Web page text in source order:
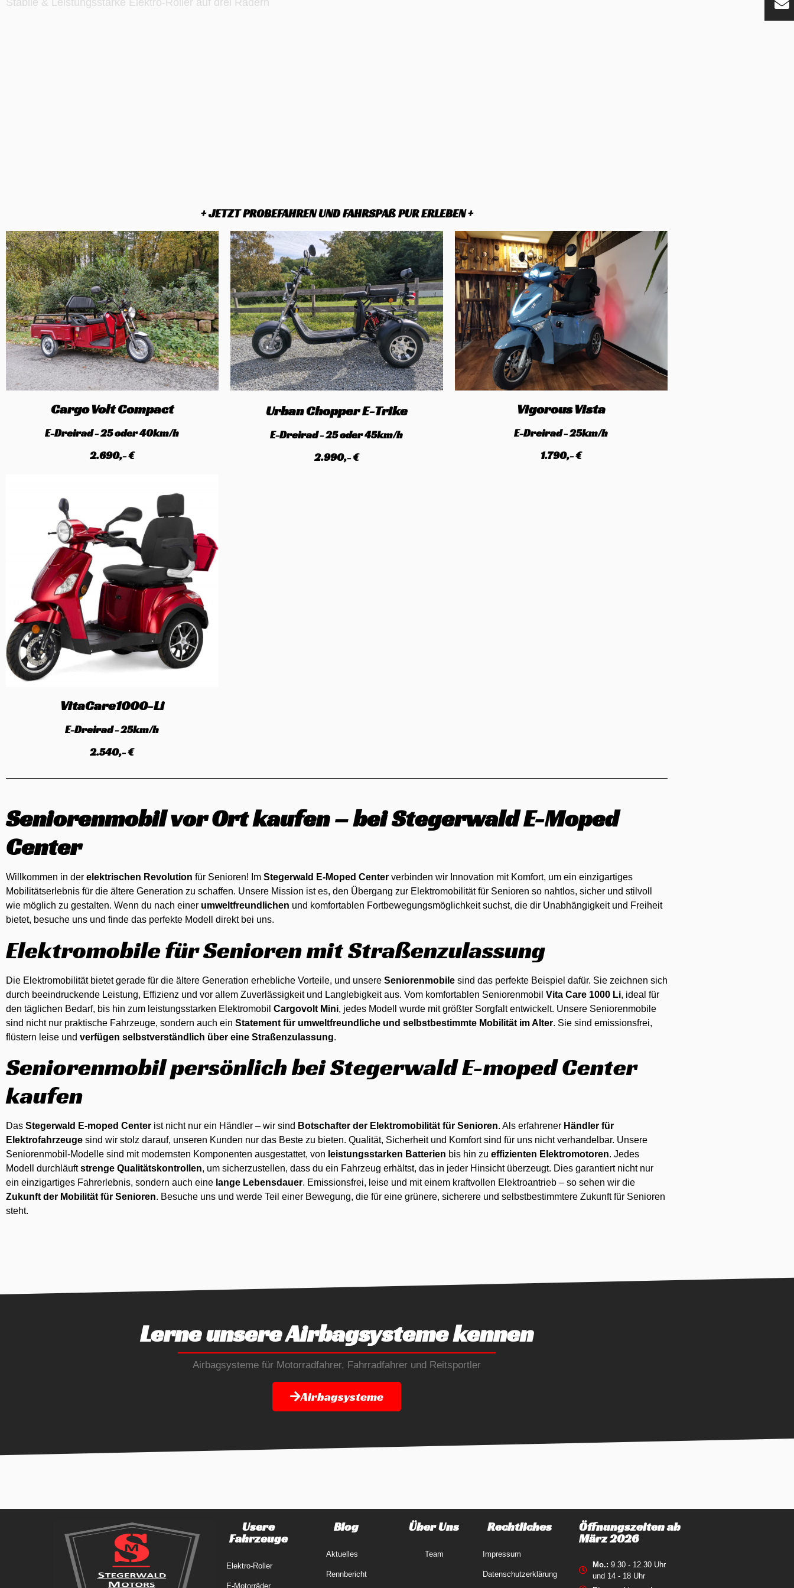
+ JETZT PROBEFAHREN UND FAHRSPAß PUR ERLEBEN +
Cargo Volt Compact
E-Dreirad - 25 oder 40km/h
2.690,- €
Urban Chopper E-Trike
E-Dreirad - 25 oder 45km/h
2.990,- €
Vigorous Vista
E-Dreirad - 25km/h
1.790,- €
VitaCare1000-Li
E-Dreirad - 25km/h
2.540,- €
Seniorenmobil vor Ort kaufen – bei Stegerwald E-Moped
Center
Willkommen in der elektrischen Revolution für Senioren! Im Stegerwald E-Moped Center verbinden wir Innovation mit Komfort, um ein einzigartiges
Mobilitätserlebnis für die ältere Generation zu schaffen. Unsere Mission ist es, den Übergang zur Elektromobilität für Senioren so nahtlos, sicher und stilvoll
wie möglich zu gestalten. Wenn du nach einer umweltfreundlichen und komfortablen Fortbewegungsmöglichkeit suchst, die dir Unabhängigkeit und Freiheit
bietet, besuche uns und finde das perfekte Modell direkt bei uns.
Elektromobile für Senioren mit Straßenzulassung
Die Elektromobilität bietet gerade für die ältere Generation erhebliche Vorteile, und unsere Seniorenmobile sind das perfekte Beispiel dafür. Sie zeichnen sich
durch beeindruckende Leistung, Effizienz und vor allem Zuverlässigkeit und Langlebigkeit aus. Vom komfortablen Seniorenmobil Vita Care 1000 Li, ideal für
den täglichen Bedarf, bis hin zum leistungsstarken Elektromobil Cargovolt Mini, jedes Modell wurde mit größter Sorgfalt entwickelt. Unsere Seniorenmobile
sind nicht nur praktische Fahrzeuge, sondern auch ein Statement für umweltfreundliche und selbstbestimmte Mobilität im Alter. Sie sind emissionsfrei,
flüstern leise und verfügen selbstverständlich über eine Straßenzulassung.
Seniorenmobil persönlich bei Stegerwald E-moped Center
kaufen
Das Stegerwald E-moped Center ist nicht nur ein Händler – wir sind Botschafter der Elektromobilität für Senioren. Als erfahrener Händler für
Elektrofahrzeuge sind wir stolz darauf, unseren Kunden nur das Beste zu bieten. Qualität, Sicherheit und Komfort sind für uns nicht verhandelbar. Unsere
Seniorenmobil-Modelle sind mit modernsten Komponenten ausgestattet, von leistungsstarken Batterien bis hin zu effizienten Elektromotoren. Jedes
Modell durchläuftstrenge Qualitätskontrollen, um sicherzustellen, dass du ein Fahrzeug erhältst, das in jeder Hinsicht überzeugt. Dies garantiert nicht nur
ein einzigartiges Fahrerlebnis, sondern auch eine lange Lebensdauer. Emissionsfrei, leise und mit einem kraftvollen Elektroantrieb – so sehen wir die
Zukunft der Mobilität für Senioren. Besuche uns und werde Teil einer Bewegung, die für eine grünere, sicherere und selbstbestimmtere Zukunft für Senioren
steht.
Lerne unsere Airbagsysteme kennen
Airbagsysteme für Motorradfahrer, Fahrradfahrer und Reitsportler
Airbagsysteme
Usere
Fahrzeuge
Elektro-Roller
E-Motorräder
Blog
Aktuelles
Rennbericht
Über Uns
Team
Rechtliches
Impressum
Datenschutzerklärung
Öffnungszeiten ab
März 2026
Mo.: 9.30 - 12.30 Uhr
und 14 - 18 Uhr